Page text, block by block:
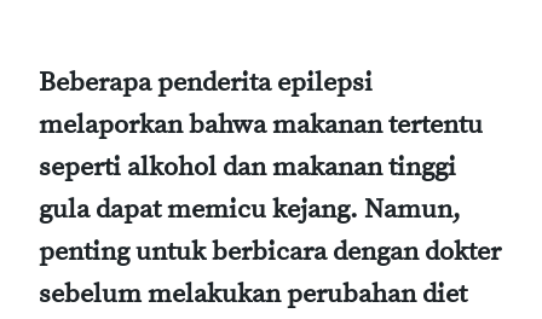
Beberapa penderita epilepsi
melaporkan bahwa makanan tertentu
seperti alkohol dan makanan tinggi
gula dapat memicu kejang. Namun,
penting untuk berbicara dengan dokter
sebelum melakukan perubahan diet